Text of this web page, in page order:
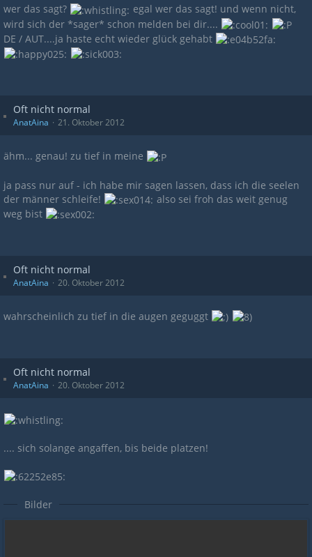
wer das sagt?
egal wer das sagt! und wenn nicht,
wird sich der *sager* schon melden bei dir....
DE / AUT....ja haste echt wieder glück gehabt
Oft nicht normal
AnatAina 21. Oktober 2012
ähm... genau! zu tief in meine
ja pass nur auf - ich habe mir sagen lassen, dass ich die seelen
der männer schleife!
also sei froh das weit genug
weg bist
Oft nicht normal
AnatAina 20. Oktober 2012
wahrscheinlich zu tief in die augen geguggt
Oft nicht normal
AnatAina 20. Oktober 2012
.... sich solange angaffen, bis beide platzen!
Bilder